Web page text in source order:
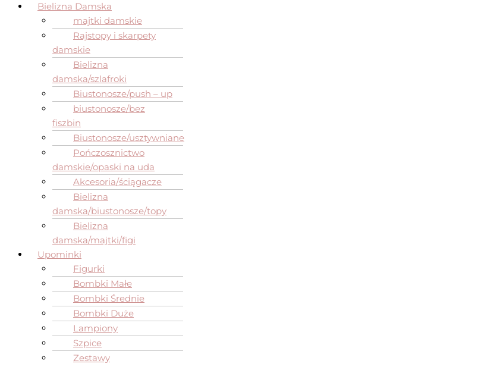
Bielizna Damska
majtki damskie
Rajstopy i skarpety
damskie
Bielizna
damska/szlafroki
Biustonosze/push – up
biustonosze/bez
fiszbin
Biustonosze/usztywniane
Pończosznictwo
damskie/opaski na uda
Akcesoria/ściągacze
Bielizna
damska/biustonosze/topy
Bielizna
damska/majtki/figi
Upominki
Figurki
Bombki Małe
Bombki Średnie
Bombki Duże
Lampiony
Szpice
Zestawy